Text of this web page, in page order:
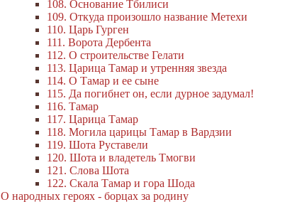
108. Основание Тбилиси
109. Откуда произошло название Метехи
110. Царь Гурген
111. Ворота Дербента
112. О строительстве Гелати
113. Царица Тамар и утренняя звезда
114. О Тамар и ее сыне
115. Да погибнет он, если дурное задумал!
116. Тамар
117. Царица Тамар
118. Могила царицы Тамар в Вардзии
119. Шота Руставели
120. Шота и владетель Тмогви
121. Слова Шота
122. Скала Тамар и гора Шода
О народных героях - борцах за родину